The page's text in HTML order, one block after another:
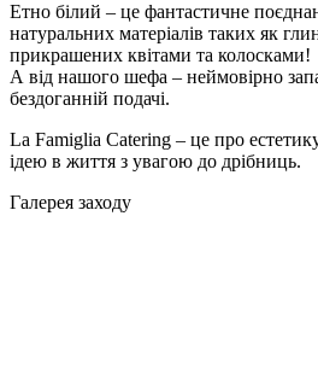
Етно білий – це фантастичне
натуральних матеріалів таких як
прикрашених квітами та колосками!
А від нашого шефа – неймовірно
бездоганній подачі.
La Famiglia Catering – це про
ідею в життя з увагою до дрібниць.
Галерея заходу